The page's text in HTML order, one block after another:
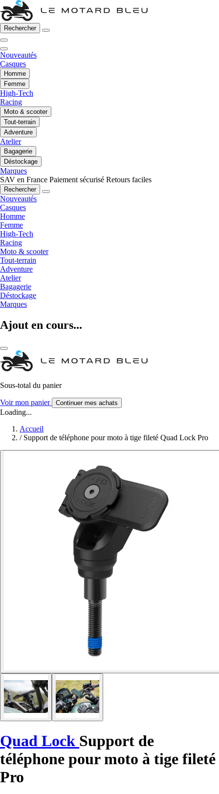
Rechercher
Nouveautés
Casques
Homme
Femme
High-Tech
Racing
Moto & scooter
Tout-terrain
Adventure
Atelier
Bagagerie
Déstockage
Marques
SAV en France Paiement sécurisé Retours faciles
Rechercher
Nouveautés
Casques
Homme
Femme
High-Tech
Racing
Moto & scooter
Tout-terrain
Adventure
Atelier
Bagagerie
Déstockage
Marques
Ajout en cours...
Sous-total du panier
Voir mon panier Continuer mes achats
Loading...
Accueil
/ Support de téléphone pour moto à tige fileté Quad Lock Pro
Quad Lock Support de
téléphone pour moto à tige fileté
Pro